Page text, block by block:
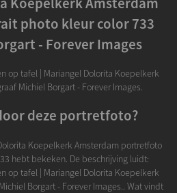
photo kleur color 733
- Forever Images
op tafel | Mariangel Dolorita Koepelkerk
Michiel Borgart - Forever Images.
deze portretfoto?
Koepelkerk Amsterdam portretfoto
hebt bekeken. De beschrijving luidt:
op tafel | Mariangel Dolorita Koepelkerk
Borgart - Forever Images.. Wat vindt